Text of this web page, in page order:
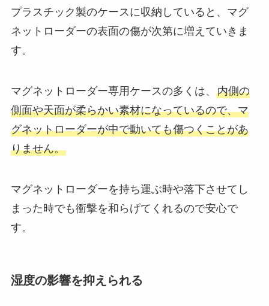
プラスチック製のケースに収納していると、マグ
ネットローダーの表面の傷が次第に増えていきま
す。
マグネットローダー専用ケースの多くは、 内側の
側面や天面が柔らかい素材になっているので、マ
グネットローダーが中で動いても傷つくことがあ
りません。
マグネットローダーを持ち運ぶ時や落下させてし
まった時でも衝撃を和らげてくれるので安心で
す。
湿度の影響を抑えられる